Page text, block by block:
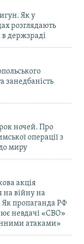
Як у
розглядають
держзраді
занедбаність
ночей. Про
операції з
миру
акція
на війну на
пропаганда РФ
невдачі «СВО»
атаками»